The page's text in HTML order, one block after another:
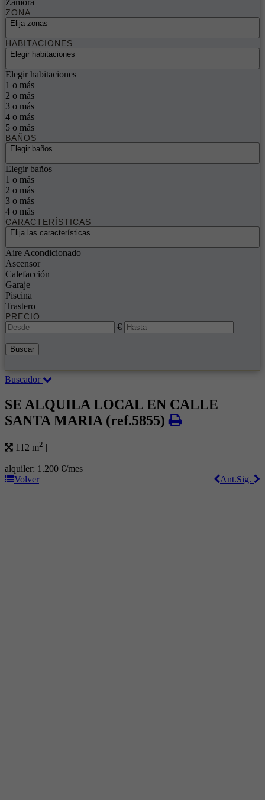
Zamora
ZONA
Elija zonas
HABITACIONES
Elegir habitaciones
Elegir habitaciones
1 o más
2 o más
3 o más
4 o más
5 o más
BAÑOS
Elegir baños
Elegir baños
1 o más
2 o más
3 o más
4 o más
CARACTERÍSTICAS
Elija las características
Aire Acondicionado
Ascensor
Calefacción
Garaje
Piscina
Trastero
PRECIO
€
Buscar
Buscador
SE ALQUILA LOCAL EN CALLE
SANTA MARIA (ref.5855)
112 m2 |
alquiler: 1.200 €/mes
Volver
Sig.
Ant.